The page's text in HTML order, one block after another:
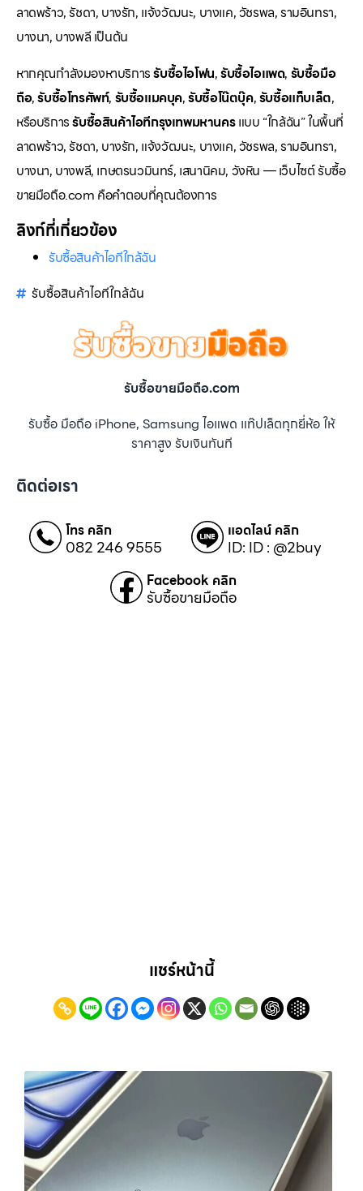
ลาดพร้าว, รัชดา, บางรัก, แจ้งวัฒนะ, บางแค, วัชรพล, รามอินทรา,
บางนา, บางพลี เป็นต้น
หากคุณกำลังมองหาบริการรับซื้อไอโฟน,รับซื้อไอแพด, รับซื้อมือ
ถือ,รับซื้อโทรศัพท์, รับซื้อแมคบุค,รับซื้อโน๊ตบุ๊ค,รับซื้อแท็บเล็ต,
หรือบริการรับซื้อสินค้าไอทีกรุงเทพมหานครแบบ “ใกล้ฉัน” ในพื้นที่
ลาดพร้าว, รัชดา, บางรัก, แจ้งวัฒนะ, บางแค, วัชรพล, รามอินทรา,
บางนา, บางพลี, เกษตรนวมินทร์, เสนานิคม, วังหิน — เว็บไซต์ รับซื้อ
ขายมือถือ.com คือคำตอบที่คุณต้องการ
ลิงก์ที่เกี่ยวข้อง
รับซื้อสินค้าไอทีใกล้ฉัน
รับซื้อสินค้าไอทีใกล้ฉัน
รับซื้อขายมือถือ.com
รับซื้อ มือถือ iPhone, Samsung ไอแพด แท๊ปเล็ตทุกยี่ห้อ ให้
ราคาสูง รับเงินทันที
ติดต่อเรา
โทร คลิก
082 246 9555
แอดไลน์ คลิก
ID: ID : @2buy
Facebook คลิก
รับซื้อขายมือถือ
แชร์หน้านี้